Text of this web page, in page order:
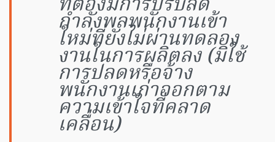
กำลังพลพนักงานเข้า
ใหม่ที่ยังไม่ผ่านทดลอง
งานในการผลิตลง (มิใช้
การปลดหรือจ้าง
พนักงานเก่าออกตาม
ความเข้าใจที่คลาด
เคลื่อน)